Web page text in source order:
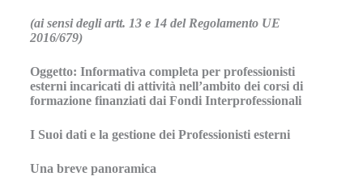
(ai sensi degli artt. 13 e 14 del Regolamento UE
2016/679)
Oggetto: Informativa completa per professionisti
esterni incaricati di attività nell’ambito dei corsi di
formazione finanziati dai Fondi Interprofessionali
I Suoi dati e la gestione dei Professionisti esterni
Una breve panoramica